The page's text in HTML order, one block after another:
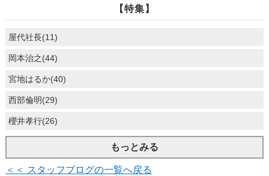
【特集】
屋代社長(11)
岡本治之(44)
宮地はるか(40)
西部倫明(29)
櫻井孝行(26)
もっとみる
＜＜ スタッフブログの一覧へ戻る